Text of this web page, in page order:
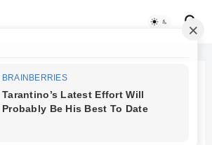
Shopping move
em favor da